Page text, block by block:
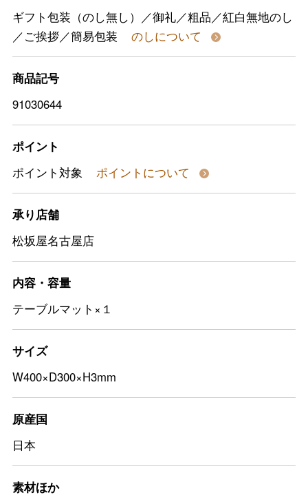
ギフト包装（のし無し）／御礼／粗品／紅白無地のし
／ご挨拶／簡易包装
のしについて
商品記号
91030644
ポイント
ポイント対象
ポイントについて
承り店舗
松坂屋名古屋店
内容・容量
テーブルマット×１
サイズ
W400×D300×H3mm
原産国
日本
素材ほか